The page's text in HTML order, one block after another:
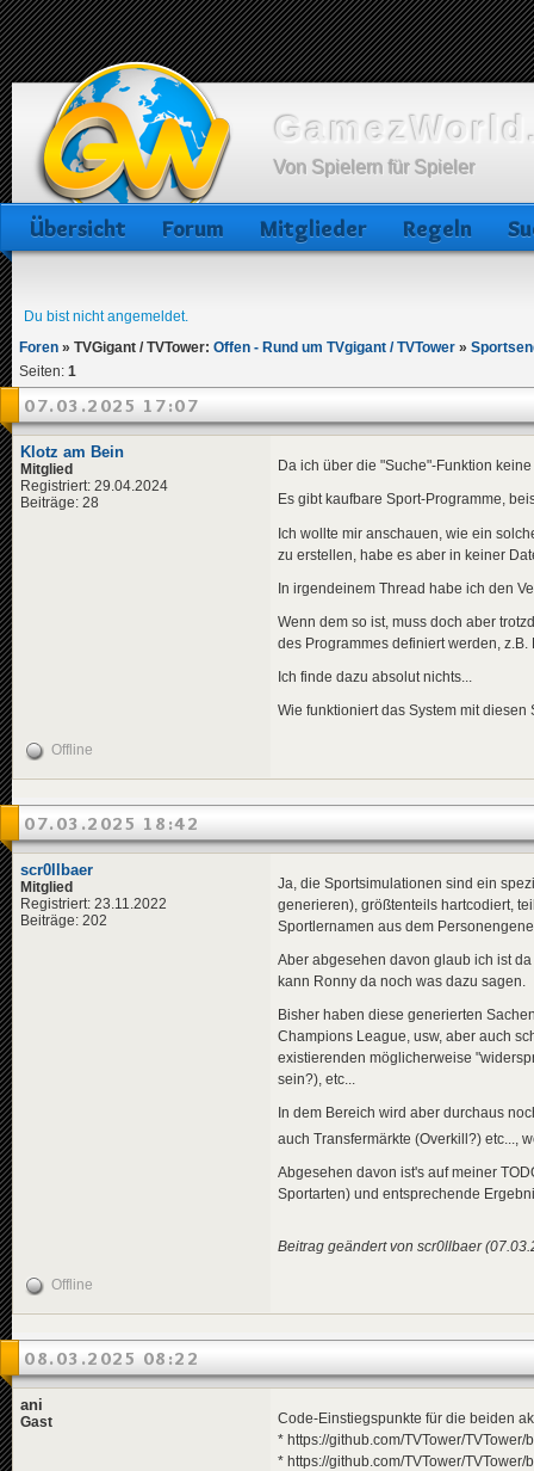
Von Spielern für Spieler
Übersicht Forum Mitglieder Regeln
Du bist nicht angemeldet.
Foren » TVGigant / TVTower: Offen - Rund um TVgigant / TVTower »
Seiten: 1
07.03.2025 17:07
Klotz am Bein
Mitglied
Registriert: 29.04.2024
Beiträge: 28
Da ich über die "Suche"-Funktion
Es gibt kaufbare Sport-Programme,
Ich wollte mir anschauen, wie ein
zu erstellen, habe es aber in keiner
In irgendeinem Thread habe ich den
Wenn dem so ist, muss doch aber
des Programmes definiert werden,
Ich finde dazu absolut nichts...
Wie funktioniert das System mit diesen
Offline
07.03.2025 18:42
scr0llbaer
Mitglied
Registriert: 23.11.2022
Beiträge: 202
Ja, die Sportsimulationen sind ein
generieren), größtenteils hartcodiert,
Sportlernamen aus dem
Aber abgesehen davon glaub ich ist
kann Ronny da noch was dazu sagen.
Bisher haben diese generierten
Champions League, usw, aber auch
existierenden möglicherweise
sein?), etc...
In dem Bereich wird aber durchaus
auch Transfermärkte (Overkill?) etc...,
Abgesehen davon ist's auf meiner
Sportarten) und entsprechende
Beitrag geändert von scr0llbaer
Offline
08.03.2025 08:22
ani
Gast
Code-Einstiegspunkte für die beiden
* https://github.com/TVTower/
* https://github.com/TVTower/